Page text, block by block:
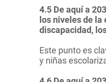
4.5 De aquí a
los niveles de
discapacidad,
Este punto es
y niñas